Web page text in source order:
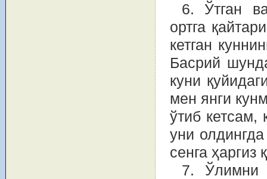
6. Ўтган
ортга
кетган
Басрий
куни
мен янги
ўтиб кетсам,
уни
сенга ҳаргиз
7. Ўлимни